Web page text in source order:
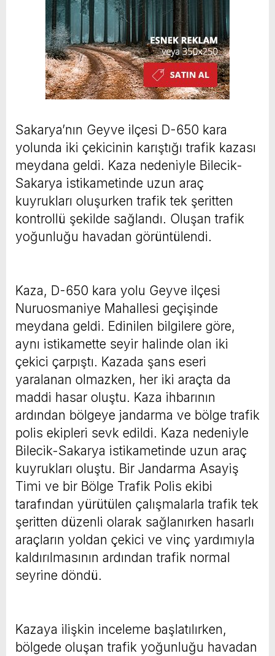
Sakarya’nın Geyve ilçesi D-650 kara
yolunda iki çekicinin karıştığı trafik kazası
meydana geldi. Kaza nedeniyle Bilecik-
Sakarya istikametinde uzun araç
kuyrukları oluşurken trafik tek şeritten
kontrollü şekilde sağlandı. Oluşan trafik
yoğunluğu havadan görüntülendi.
Kaza, D-650 kara yolu Geyve ilçesi
Nuruosmaniye Mahallesi geçişinde
meydana geldi. Edinilen bilgilere göre,
aynı istikamette seyir halinde olan iki
çekici çarpıştı. Kazada şans eseri
yaralanan olmazken, her iki araçta da
maddi hasar oluştu. Kaza ihbarının
ardından bölgeye jandarma ve bölge trafik
polis ekipleri sevk edildi. Kaza nedeniyle
Bilecik-Sakarya istikametinde uzun araç
kuyrukları oluştu. Bir Jandarma Asayiş
Timi ve bir Bölge Trafik Polis ekibi
tarafından yürütülen çalışmalarla trafik tek
şeritten düzenli olarak sağlanırken hasarlı
araçların yoldan çekici ve vinç yardımıyla
kaldırılmasının ardından trafik normal
seyrine döndü.
Kazaya ilişkin inceleme başlatılırken,
bölgede oluşan trafik yoğunluğu havadan